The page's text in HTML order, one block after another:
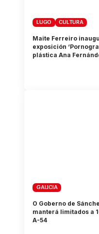
LUGO CULTURA
Maite Ferreiro
exposición
plástica Ana
GALICIA
O Goberno de
manterá limitados a
A-54